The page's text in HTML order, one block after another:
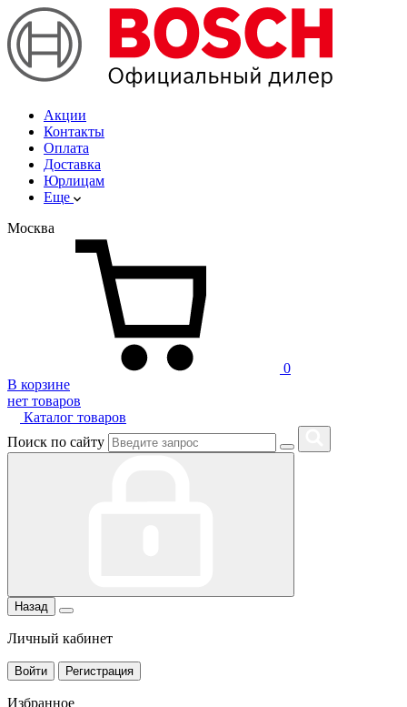
Акции
Контакты
Оплата
Доставка
Юрлицам
Еще
Москва
0
В корзине
нет товаров
Каталог товаров
Поиск по сайту
Назад
Личный кабинет
Войти Регистрация
Избранное